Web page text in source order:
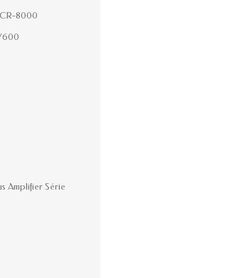
8000
600
Amplifier Série